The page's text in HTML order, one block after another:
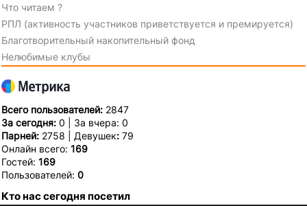
Что читаем ?
РПЛ (активность участников приветствуется и премируется)
Благотворительный накопительный фонд
Нелюбимые клубы
Всего пользователей: 2847
За сегодня: 0 | За вчера: 0
Парней: 2758 | Девушек: 79
Онлайн всего: 169
Гостей: 169
Пользователей: 0
Кто нас сегодня посетил